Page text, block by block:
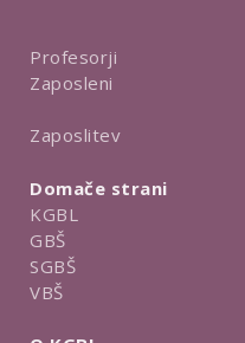
Profesorji
Zaposleni
Zaposlitev
Domače strani
KGBL
GBŠ
SGBŠ
VBŠ